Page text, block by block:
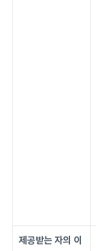
제공받는 자의 이